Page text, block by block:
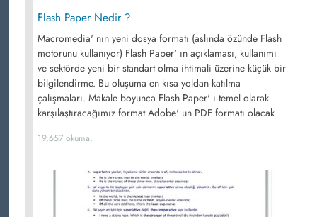
Flash Paper Nedir ?
Macromedia' nın yeni dosya formatı (aslında özünde Flash
motorunu kullanıyor) Flash Paper' ın açıklaması, kullanımı
ve sektörde yeni bir standart olma ihtimali üzerine küçük bir
bilgilendirme. Bu oluşuma en kısa yoldan katılma
çalışmaları. Makale boyunca Flash Paper' ı temel olarak
karşılaştıracağımız format Adobe' un PDF formatı olacak
19,657 okuma,